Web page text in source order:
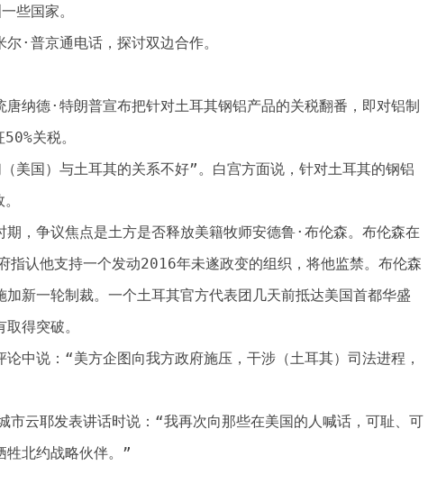
些国家。
·普京通电话，探讨双边合作。
纳德·特朗普宣布把针对土耳其钢铝产品的关税翻番，即对铝制
关税。
美国）与土耳其的关系不好”。白宫方面说，针对土耳其的钢铝
期，争议焦点是土方是否释放美籍牧师安德鲁·布伦森。布伦森在
指认他支持一个发动2016年未遂政变的组织，将他监禁。布伦森
新一轮制裁。一个土耳其官方代表团几天前抵达美国首都华盛
得突破。
中说：“美方企图向我方政府施压，干涉（土耳其）司法进程，
市云耶发表讲话时说：“我再次向那些在美国的人喊话，可耻、可
牲北约战略伙伴。”